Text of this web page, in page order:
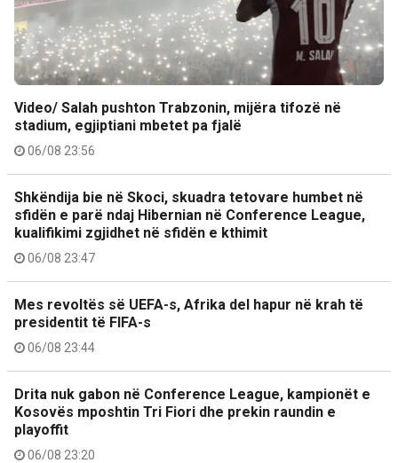
Video/ Salah pushton Trabzonin, mijëra tifozë në
stadium, egjiptiani mbetet pa fjalë
06/08 23:56
Shkëndija bie në Skoci, skuadra tetovare humbet në
sfidën e parë ndaj Hibernian në Conference League,
kualifikimi zgjidhet në sfidën e kthimit
06/08 23:47
Mes revoltës së UEFA-s, Afrika del hapur në krah të
presidentit të FIFA-s
06/08 23:44
Drita nuk gabon në Conference League, kampionët e
Kosovës mposhtin Tri Fiori dhe prekin raundin e
playoffit
06/08 23:20